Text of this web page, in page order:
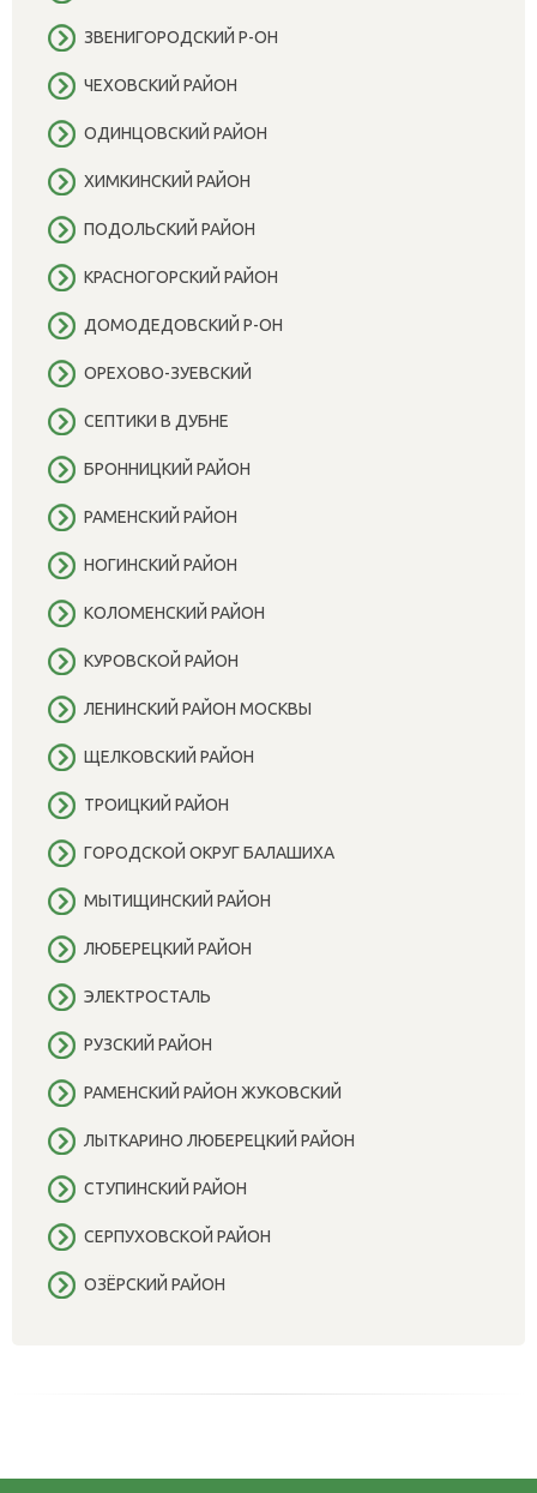
ЗВЕНИГОРОДСКИЙ Р-ОН
ЧЕХОВСКИЙ РАЙОН
ОДИНЦОВСКИЙ РАЙОН
ХИМКИНСКИЙ РАЙОН
ПОДОЛЬСКИЙ РАЙОН
КРАСНОГОРСКИЙ РАЙОН
ДОМОДЕДОВСКИЙ Р-ОН
ОРЕХОВО-ЗУЕВСКИЙ
СЕПТИКИ В ДУБНЕ
БРОННИЦКИЙ РАЙОН
РАМЕНСКИЙ РАЙОН
НОГИНСКИЙ РАЙОН
КОЛОМЕНСКИЙ РАЙОН
КУРОВСКОЙ РАЙОН
ЛЕНИНСКИЙ РАЙОН МОСКВЫ
ЩЕЛКОВСКИЙ РАЙОН
ТРОИЦКИЙ РАЙОН
ГОРОДСКОЙ ОКРУГ БАЛАШИХА
МЫТИЩИНСКИЙ РАЙОН
ЛЮБЕРЕЦКИЙ РАЙОН
ЭЛЕКТРОСТАЛЬ
РУЗСКИЙ РАЙОН
РАМЕНСКИЙ РАЙОН ЖУКОВСКИЙ
ЛЫТКАРИНО ЛЮБЕРЕЦКИЙ РАЙОН
СТУПИНСКИЙ РАЙОН
СЕРПУХОВСКОЙ РАЙОН
ОЗЁРСКИЙ РАЙОН